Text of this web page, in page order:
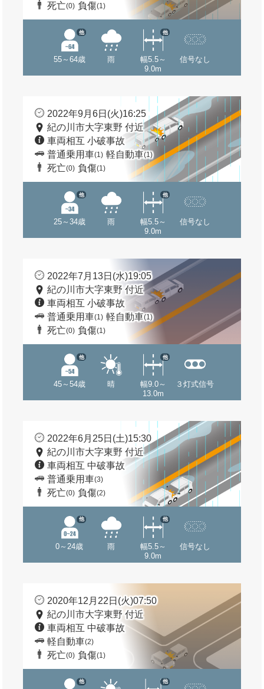
死亡(0) 負傷(1)
55～64歳
他
雨
幅5.5～
9.0m
他
信号なし
2022年9月6日(火)16:25
紀の川市大字東野 付近
車両相互 小破事故
普通乗用車(1) 軽自動車(1)
死亡(0) 負傷(1)
25～34歳
他
雨
幅5.5～
9.0m
他
信号なし
2022年7月13日(水)19:05
紀の川市大字東野 付近
車両相互 小破事故
普通乗用車(1) 軽自動車(1)
死亡(0) 負傷(1)
45～54歳
他
晴
幅9.0～
13.0m
他
３灯式信号
2022年6月25日(土)15:30
紀の川市大字東野 付近
車両相互 中破事故
普通乗用車(3)
死亡(0) 負傷(2)
0～24歳
他
雨
幅5.5～
9.0m
他
信号なし
2020年12月22日(火)07:50
紀の川市大字東野 付近
車両相互 中破事故
軽自動車(2)
死亡(0) 負傷(1)
他 他